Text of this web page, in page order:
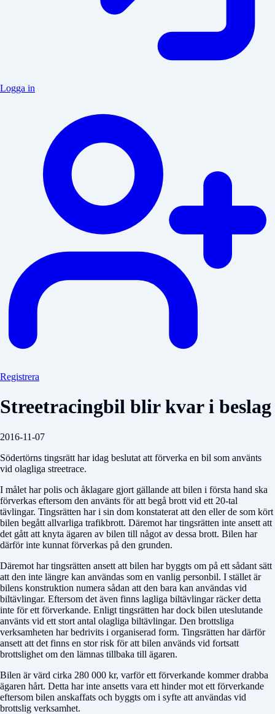
Logga in
Registrera
Streetracingbil blir kvar i beslag
2016-11-07
Södertörns tingsrätt har idag beslutat att förverka en bil som använts
vid olagliga streetrace.
I målet har polis och åklagare gjort gällande att bilen i första hand ska
förverkas eftersom den använts för att begå brott vid ett 20-tal
tävlingar. Tingsrätten har i sin dom konstaterat att den eller de som kört
bilen begått allvarliga trafikbrott. Däremot har tingsrätten inte ansett att
det gått att knyta ägaren av bilen till något av dessa brott. Bilen har
därför inte kunnat förverkas på den grunden.
Däremot har tingsrätten ansett att bilen har byggts om på ett sådant sätt
att den inte längre kan användas som en vanlig personbil. I stället är
bilens konstruktion numera sådan att den bara kan användas vid
biltävlingar. Eftersom det även finns lagliga biltävlingar räcker detta
inte för ett förverkande. Enligt tingsrätten har dock bilen uteslutande
använts vid ett stort antal olagliga biltävlingar. Den brottsliga
verksamheten har bedrivits i organiserad form. Tingsrätten har därför
ansett att det finns en stor risk för att bilen används vid fortsatt
brottslighet om den lämnas tillbaka till ägaren.
Bilen är värd cirka 280 000 kr, varför ett förverkande kommer drabba
ägaren hårt. Detta har inte ansetts vara ett hinder mot ett förverkande
eftersom bilen anskaffats och byggts om i syfte att användas vid
brottslig verksamhet.